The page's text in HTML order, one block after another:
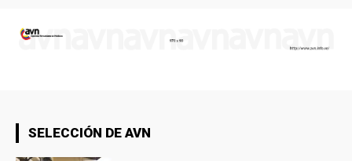
SELECCIÓN DE AVN